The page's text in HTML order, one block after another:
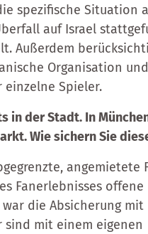
spezifische Situation
auf Israel
Außerdem
Organisation
Spieler.
in der Stadt. In
Wie sichern Sie
angemietete
Fanerlebnisses offene
die Absicherung mit
sind mit einem eigenen